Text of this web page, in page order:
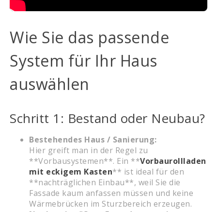
Wie Sie das passende
System für Ihr Haus
auswählen
Schritt 1: Bestand oder Neubau?
Bestehendes Haus / Sanierung:
Hier greift man in der Regel zu
**Vorbausystemen**. Ein **Vorbaurollladen
mit eckigem Kasten** ist ideal für den
**nachträglichen Einbau**, weil Sie die
Fassade kaum anfassen müssen und keine
Wärmebrücken im Sturzbereich erzeugen.